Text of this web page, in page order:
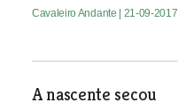
Cavaleiro Andante | 21-09-2017
A nascente secou